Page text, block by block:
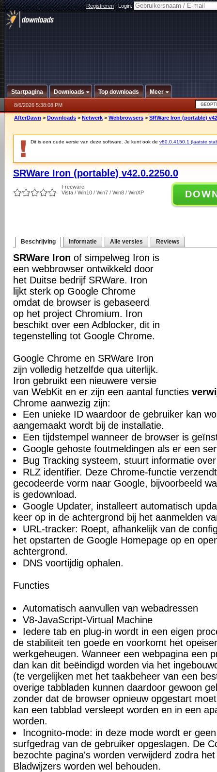
Registreren|Login:
Startpagina Downloads Top downloads Meer
8/6/2026 5:38:08 PM
AfterDawn > Downloads > Netwerk > Webbrowsers > SRWare Iron (portable)
Dit is een oude versie van deze software. Je kunt ook de v80.0.4150.1 (laatste
SRWare Iron (portable) v42.0.2250.0
Freeware
Vista / Win10 / Win7 / Win8 / WinXP
Beschrijving Informatie Alle versies Reviews
SRWare Iron of simpelweg Iron is
een webbrowser ontwikkeld door
het Duitse bedrijf SRWare. Iron
lijkt sterk op Google Chrome
omdat de browser is gebaseerd
op het project Chromium. Iron
beschikt over een Adblocker, dit in
tegenstelling tot Google Chrome.
Google Chrome en SRWare Iron
zijn volledig hetzelfde qua uiterlijk.
Iron gebruikt een nieuwere versie
van WebKit en er zijn een aantal functies
Chrome aanwezig zijn:
Een unieke ID waardoor de gebruiker kan
aangemaakt wordt bij de installatie.
Een tijdstempel wanneer de browser is
Google gehoste foutmeldingen als er een
Bug Tracking systeem, stuurt informatie
RLZ identifier. Deze Chrome-functie
gecodeerde vorm naar Google, bijvoorbeeld
is gedownload.
Google Updater, installeert automatisch
keer op in de achtergrond bij het aanmelden
URL-tracker: Roept, afhankelijk van de
het opstarten de Google Homepage op en
achtergrond.
DNS voortijdig ophalen.
Functies
Automatisch aanvullen van webadressen
V8-JavaScript-Virtual Machine
Iedere tab en plug-in wordt in een eigen
de stabiliteit ten goede en voorkomt het
werkgeheugen. Wanneer een webpagina een
dan kan dit beëindigd worden via het
(te vergelijken met het taakbeheer van een
overige tabbladen kunnen daardoor gewoon
zonder dat de browser opnieuw opgestart
kan een tabblad versleept worden en in een
worden.
Incognito-mode: in deze mode wordt er
surfgedrag van de gebruiker opgeslagen. De
bezochte pagina's worden verwijderd zodra
Bladwijzers worden wel behouden.